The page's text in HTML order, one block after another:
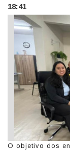
18:41
O objetivo dos